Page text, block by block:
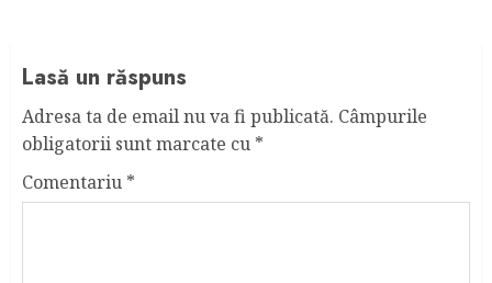
Lasă un răspuns
Adresa ta de email nu va fi publicată. Câmpurile
obligatorii sunt marcate cu *
Comentariu *